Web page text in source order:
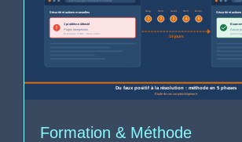
Formation & Méthode